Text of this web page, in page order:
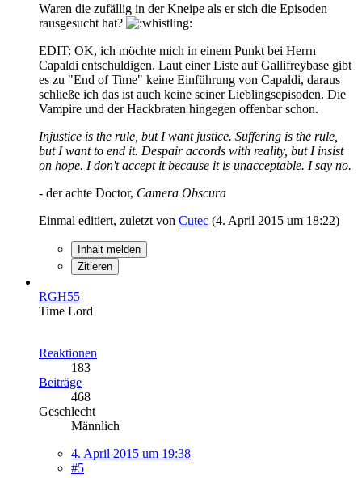
Waren die zufällig in der Kneipe als er sich die Episoden
rausgesucht hat?
EDIT: OK, ich möchte mich in einem Punkt bei Herrn
Capaldi entschuldigen. Laut einer Liste auf Gallifreybase gibt
es zu "End of Time" keine Einführung von Capaldi, daraus
schließe ich das ist auch keine seiner Lieblingsepisoden. Die
Vampire und der Hackbraten hingegen offenbar schon.
Injustice is the rule, but I want justice. Suffering is the rule,
but I want to end it. Despair accords with reality, but I insist
on hope. I don't accept it because it is unacceptable. I say no.
- der achte Doctor, Camera Obscura
Einmal editiert, zuletzt von Cutec (4. April 2015 um 18:22)
Inhalt melden
Zitieren
RGH55
Time Lord
Reaktionen
183
Beiträge
468
Geschlecht
Männlich
4. April 2015 um 19:38
#5